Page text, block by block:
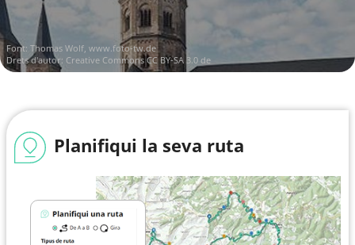
Font: Thomas Wolf, www.foto-tw.de
Drets d'autor: Creative Commons CC BY-SA 3.0 de
Planifiqui la seva ruta